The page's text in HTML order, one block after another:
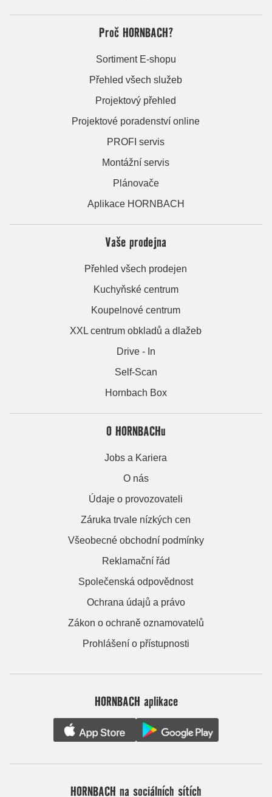
Proč HORNBACH?
Sortiment E-shopu
Přehled všech služeb
Projektový přehled
Projektové poradenství online
PROFI servis
Montážní servis
Plánovače
Aplikace HORNBACH
Vaše prodejna
Přehled všech prodejen
Kuchyňské centrum
Koupelnové centrum
XXL centrum obkladů a dlažeb
Drive - In
Self-Scan
Hornbach Box
O HORNBACHu
Jobs a Kariera
O nás
Údaje o provozovateli
Záruka trvale nízkých cen
Všeobecné obchodní podmínky
Reklamační řád
Společenská odpovědnost
Ochrana údajů a právo
Zákon o ochraně oznamovatelů
Prohlášení o přístupnosti
HORNBACH aplikace
HORNBACH na sociálních sítích